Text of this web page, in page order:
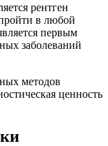
рентген
в любой
первым
заболеваний
методов
ценность